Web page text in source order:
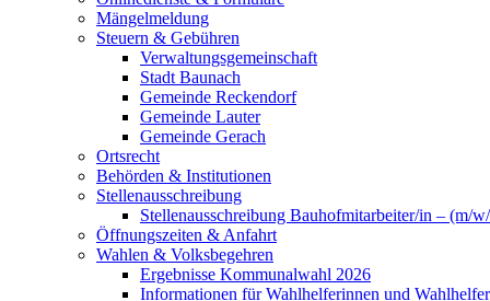
Mängelmeldung
Steuern & Gebühren
Verwaltungsgemeinschaft
Stadt Baunach
Gemeinde Reckendorf
Gemeinde Lauter
Gemeinde Gerach
Ortsrecht
Behörden & Institutionen
Stellenausschreibung
Stellenausschreibung Bauhofmitarbeiter/in – (m/
Öffnungszeiten & Anfahrt
Wahlen & Volksbegehren
Ergebnisse Kommunalwahl 2026
Informationen für Wahlhelferinnen und Wahlhelfer